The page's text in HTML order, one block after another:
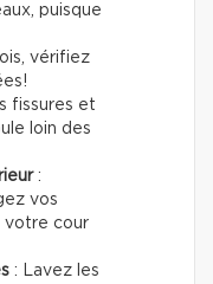
puisque
vérifiez
fissures et
loin des
:
vos
votre cour
: Lavez les